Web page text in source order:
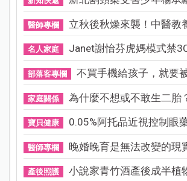
醫師專欄 立秋後秋燥來襲！中醫教
名人家庭 Janet謝怡芬虎媽模式禁
部落客專欄 不買手機給孩子，就要
家庭關係 為什麼不想或不敢生二胎
寶貝健康 0.05%阿托品近視控制眼
醫師專欄 晚婚晚育是無法改變的現
產後照護 小說家青竹酒產後成半植